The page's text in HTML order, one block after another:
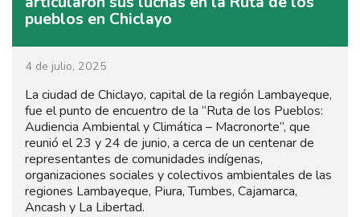
pueblos en Chiclayo
4 de julio, 2025
La ciudad de Chiclayo, capital de la región Lambayeque,
fue el punto de encuentro de la “Ruta de los Pueblos:
Audiencia Ambiental y Climática – Macronorte”, que
reunió el 23 y 24 de junio, a cerca de un centenar de
representantes de comunidades indígenas,
organizaciones sociales y colectivos ambientales de las
regiones Lambayeque, Piura, Tumbes, Cajamarca,
Ancash y La Libertad.